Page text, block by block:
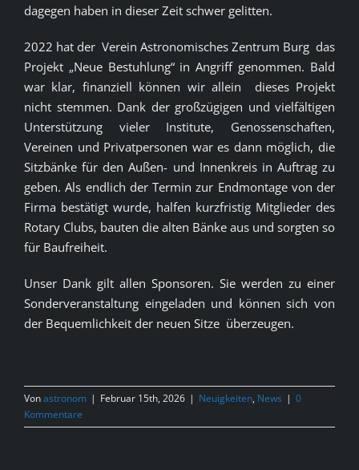
dagegen haben in dieser Zeit schwer gelitten.
2022 hat der Verein Astronomisches Zentrum Burg das
Projekt „Neue Bestuhlung“ in Angriff genommen. Bald
war klar, finanziell können wir allein dieses Projekt
nicht stemmen. Dank der großzügigen und vielfältigen
Unterstützung vieler Institute, Genossenschaften,
Vereinen und Privatpersonen war es dann möglich, die
Sitzbänke für den Außen- und Innenkreis in Auftrag zu
geben. Als endlich der Termin zur Endmontage von der
Firma bestätigt wurde, halfen kurzfristig Mitglieder des
Rotary Clubs, bauten die alten Bänke aus und sorgten so
für Baufreiheit.
Unser Dank gilt allen Sponsoren. Sie werden zu einer
Sonderveranstaltung eingeladen und können sich von
der Bequemlichkeit der neuen Sitze überzeugen.
Vonastronom | Februar 15th, 2026 | Neuigkeiten, News | 0
Kommentare